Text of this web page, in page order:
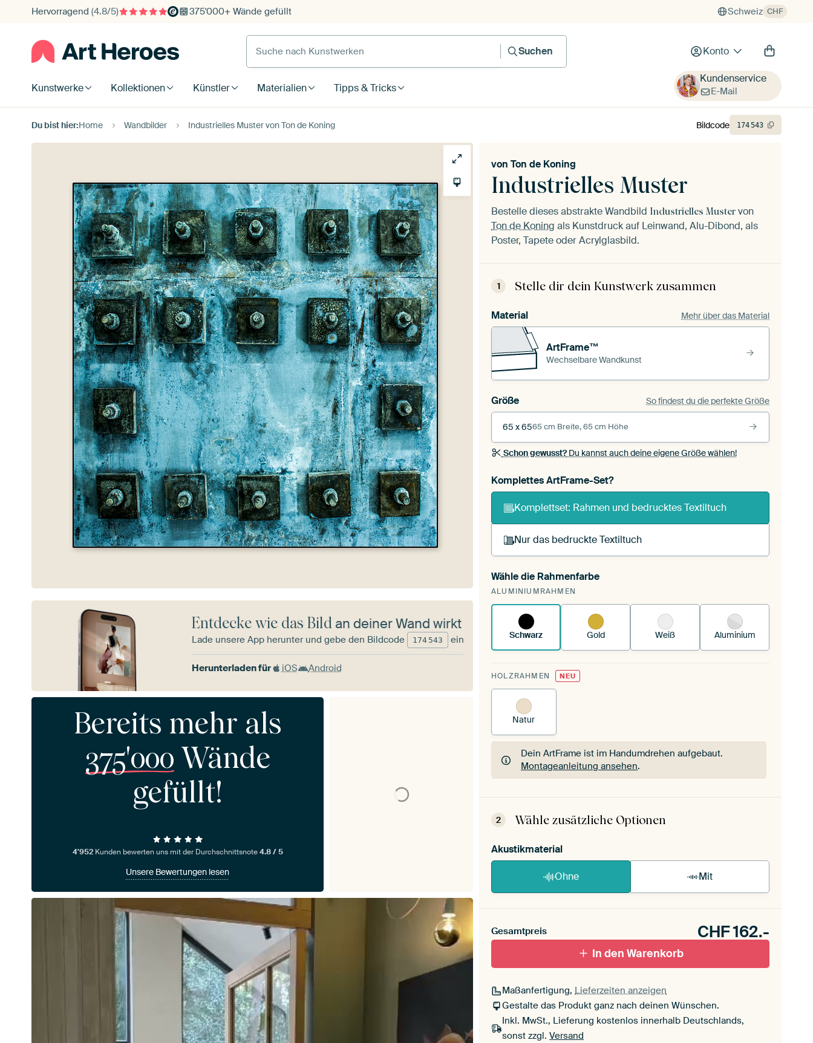
Hervorragend (4.8/5) 375'000+ Wände gefüllt Schweiz CHF
Suche nach Kunstwerken
Suchen
Konto
Kunstwerke Kollektionen Künstler Materialien Tipps & Tricks
Kundenservice
E-Mail
Du bist hier:Home Wandbilder Industrielles Muster von Ton de Koning
Industrielles Muster
von Ton de Koning
Bestelle dieses abstrakte Wandbild Industrielles Muster von
Ton de Koning als Kunstdruck auf Leinwand, Alu-Dibond, als
Poster, Tapete oder Acrylglasbild.
1 Stelle dir dein Kunstwerk zusammen
Material Mehr über das Material
ArtFrame™
Wechselbare Wandkunst
Größe So findest du die perfekte Größe
65 x 6565 cm Breite, 65 cm Höhe
Schon gewusst?Du kannst auch deine eigene Größe wählen!
Komplettes ArtFrame-Set?
Komplettset: Rahmen und bedrucktes Textiltuch
Nur das bedruckte Textiltuch
Du spannst einen wechselbaren Textiltuch in deinen
vorhandenen ArtFrame™.
Wähle die Rahmenfarbe
ALUMINIUMRAHMEN
Schwarz Gold Weiß Aluminium
HOLZRAHMEN NEU
Natur
Dein ArtFrame ist im Handumdrehen aufgebaut.
Montageanleitung ansehen.
Dein ArtFrame ist im Handumdrehen aufgebaut.
2 Wähle zusätzliche Optionen
Akustikmaterial
Ohne Mit
Gesamtpreis CHF162.-
In den Warenkorb
Maßanfertigung, Lieferzeiten anzeigen
Gestalte das Produkt ganz nach deinen Wünschen.
Inkl. MwSt., Lieferung kostenlos innerhalb Deutschlands,
sonst zzgl. Versand
Bildcode 174543
Entdecke wie das Bildan deiner Wand wirkt
Lade unsere App herunter und gebe den Bildcode 174 543 ein
Herunterladen für iOS Android
Bereits mehr als
375'000 Wände
gefüllt!
4'952Kunden bewerten uns mit der Durchschnittsnote4.8 / 5
Unsere Bewertungen lesen